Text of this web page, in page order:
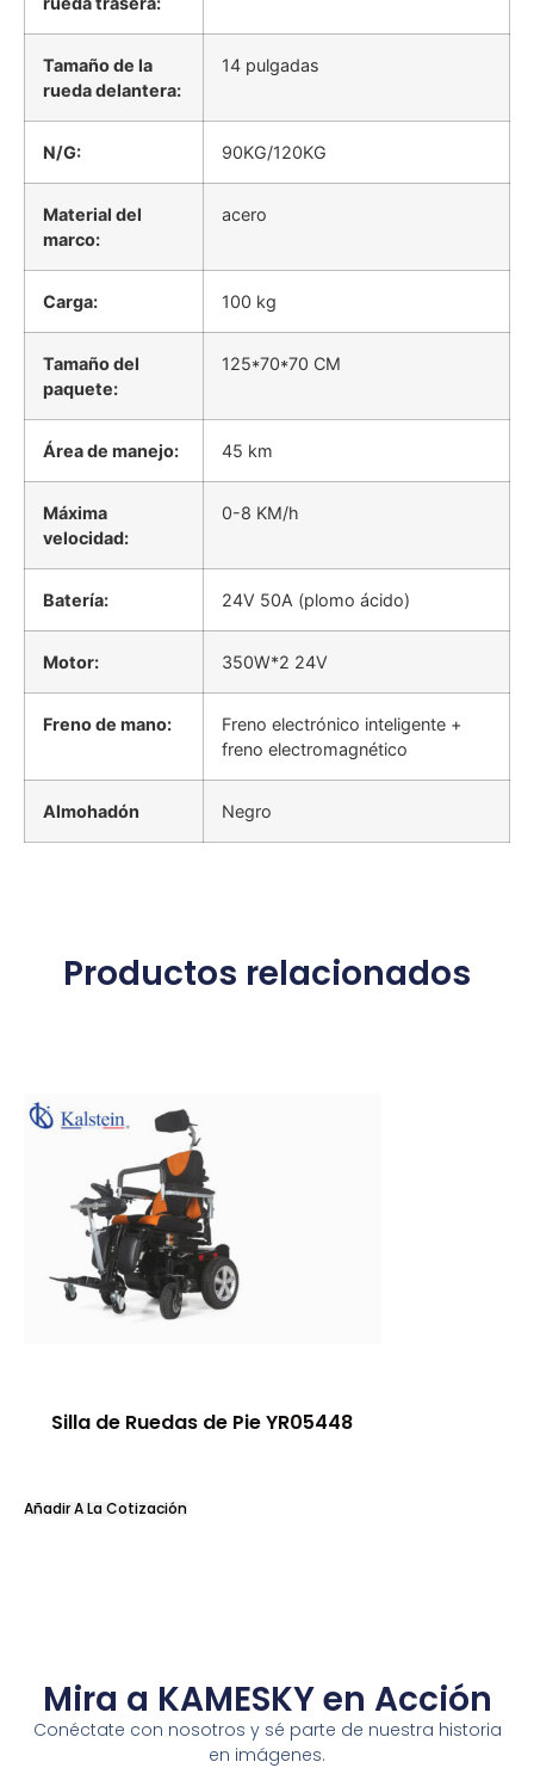
Tamaño de la
rueda delantera:
14 pulgadas
N/G: 90KG/120KG
Material del
marco:
acero
Carga: 100 kg
Tamaño del
paquete:
125*70*70 CM
Área de manejo: 45 km
Máxima
velocidad:
0-8 KM/h
Batería: 24V 50A (plomo ácido)
Motor: 350W*2 24V
Freno de mano:
Freno electrónico inteligente +
freno electromagnético
Almohadón Negro
Productos relacionados
Silla de Ruedas de Pie YR05448
Añadir A La Cotización
Mira a KAMESKY en Acción
Conéctate con nosotros y sé parte de nuestra historia
en imágenes.